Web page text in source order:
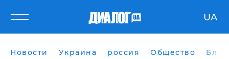
UA
Новости Украина россия Общество